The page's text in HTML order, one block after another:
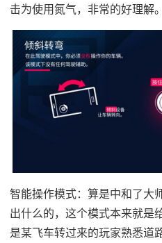
击为使用氮气，非常的好理解。
智能操作模式：算是中和了大
出什么的，这个模式本来就是
是某飞车转过来的玩家熟悉道